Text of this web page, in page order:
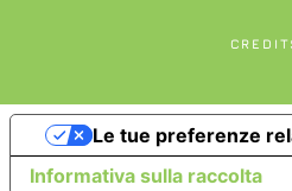
Informativa sulla raccolta
Le tue preferenze